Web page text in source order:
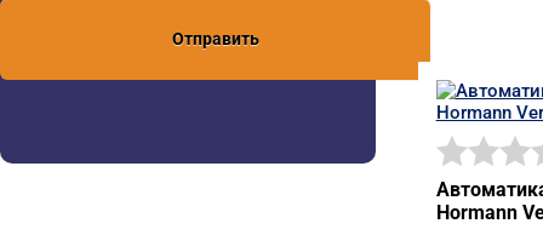
Отправить
Hormann